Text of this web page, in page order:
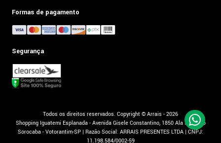
Formas de pagamento
Segurança
Todos os direitos reservados. Copyright © Arrais - 2026
Shopping Iguatemi Esplanada - Avenida Gisele Constantino, 1850 Ala Sul, Piso
Sorocaba - Votorantim-SP | Razão Social: ARRAIS PRESENTES LTDA | CNPJ:
11.198.584/0002-59